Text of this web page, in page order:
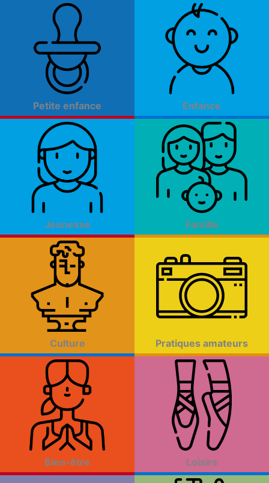
Petite enfance Enfance
Jeunesse Famille
Culture Pratiques amateurs
Bien-être Loisirs